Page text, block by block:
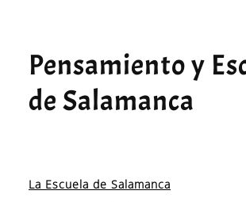
Pensamiento y
de Salamanca
La Escuela de Salamanca